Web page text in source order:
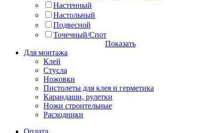
Настенный
Настольный
Подвесной
Точечный/Спот
Показать
Для монтажа
Клей
Стусла
Ножовки
Пистолеты для клея и герметика
Карандаши, рулетки
Ножи строительные
Расходники
Оплата